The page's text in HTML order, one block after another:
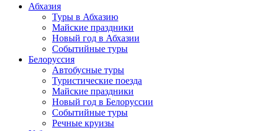
Абхазия
Туры в Абхазию
Майские праздники
Новый год в Абхазии
Событийные туры
Белоруссия
Автобусные туры
Туристические поезда
Майские праздники
Новый год в Белоруссии
Событийные туры
Речные круизы